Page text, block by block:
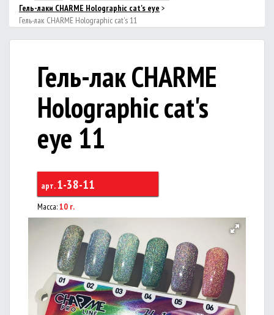
Гель-лаки CHARME Holographic cat's eye >
Гель-лак CHARME Holographic cat's 11
Гель-лак CHARME
Holographic cat's
eye 11
арт.1-38-11
Масса:10 г.